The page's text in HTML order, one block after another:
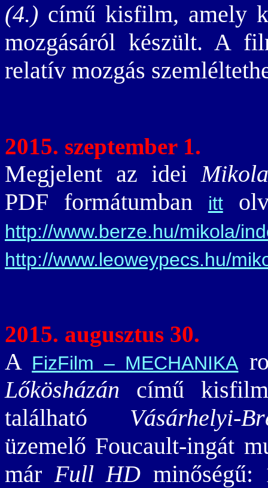
(4.) című kisfilm, amely
mozgásáról készült. A
relatív mozgás
2015. szeptember 1.
Megjelent az idei
PDF formátumban
itt
http://www.berze.hu/mikola/
http://www.leoweypecs.hu/
2015. augusztus 30.
A FizFilm – MECHANIKA
Lőkösházán című
található Vásárhelyi-
üzemelő Foucault-ingát
márFull HD